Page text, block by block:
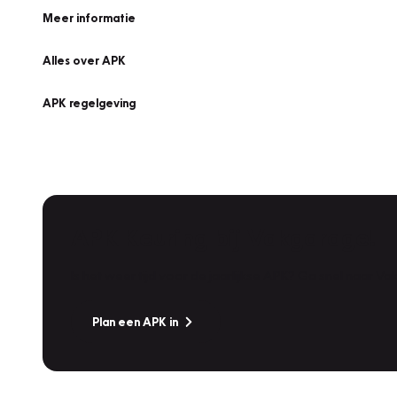
Meer informatie
Alles over APK
APK regelgeving
Plan een APK in